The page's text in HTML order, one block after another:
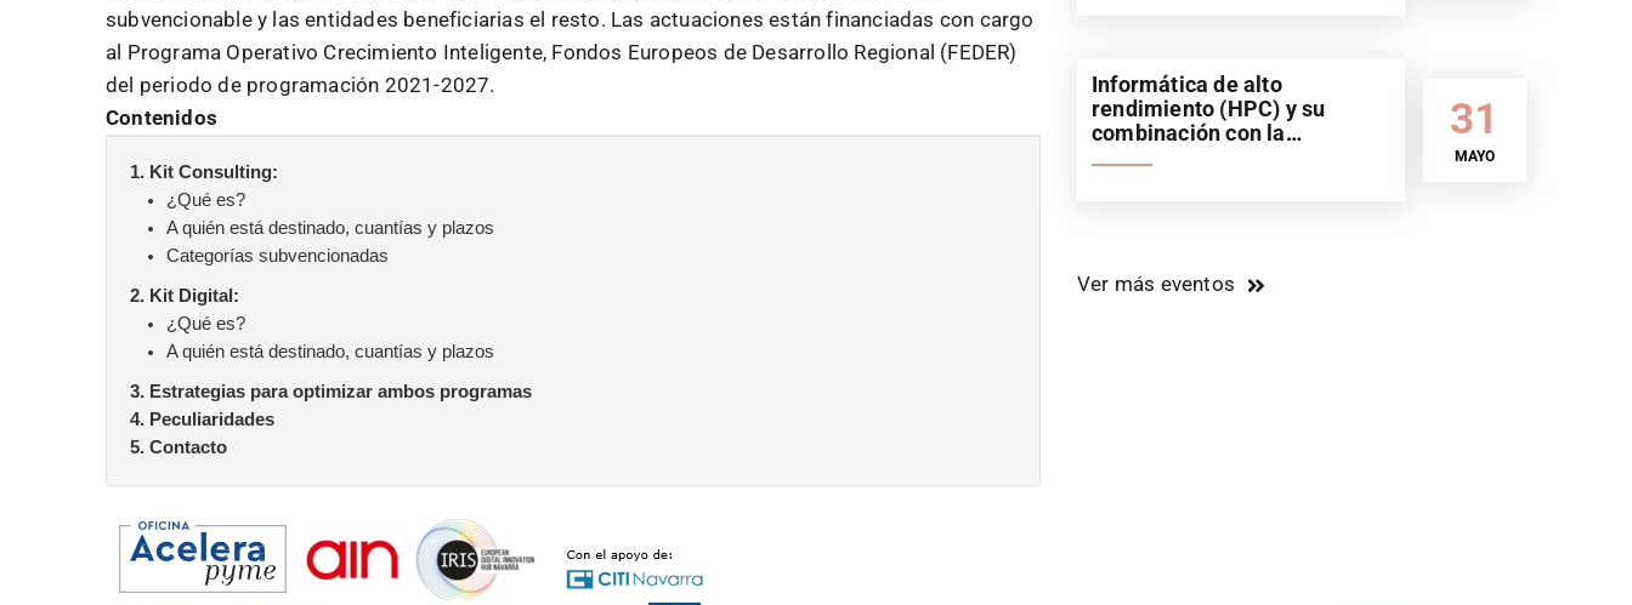
subvencionable y las entidades beneficiarias el resto. Las actuaciones están financiadas con cargo
al Programa Operativo Crecimiento Inteligente, Fondos Europeos de Desarrollo Regional (FEDER)
del periodo de programación 2021-2027.
Contenidos
1. Kit Consulting:
¿Qué es?
A quién está destinado, cuantías y plazos
Categorías subvencionadas
2. Kit Digital:
¿Qué es?
A quién está destinado, cuantías y plazos
3. Estrategias para optimizar ambos programas
4. Peculiaridades
5. Contacto
31
MAYO
Informática de alto
rendimiento (HPC) y su
combinación con la
Ver más eventos